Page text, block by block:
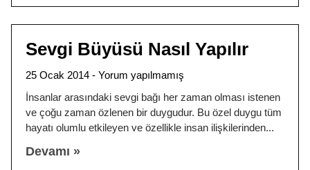
Sevgi Büyüsü Nasıl Yapılır
25 Ocak 2014
Yorum yapılmamış
İnsanlar arasındaki sevgi bağı her zaman olması istenen
ve çoğu zaman özlenen bir duygudur. Bu özel duygu tüm
hayatı olumlu etkileyen ve özellikle insan ilişkilerinden
Devamı »